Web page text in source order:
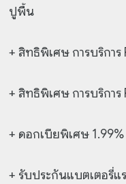
ปูพื้น
+ สิทธิพิเศษ การบริการ
+ สิทธิพิเศษ การบริการ
+ ดอกเบียพิเศษ
+ รับประกันแบตเตอรี่แ